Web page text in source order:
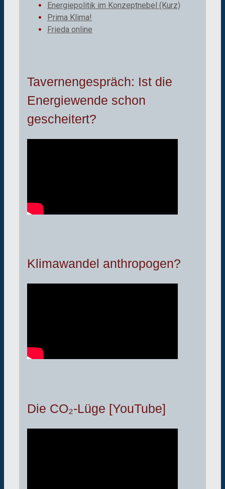
Energiepolitik im Konzeptnebel (Kurz)
Prima Klima!
Frieda online
Tavernengespräch: Ist die
Energiewende schon
gescheitert?
Klimawandel anthropogen?
Die CO₂-Lüge [YouTube]